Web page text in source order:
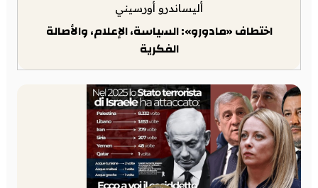
أليساندرو أورسيني
اختطاف «مادورو»: السياسة، الإعلام، والأصالة
الفكرية